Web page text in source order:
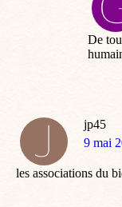
De
jp45
dit
9 mai
les associations du